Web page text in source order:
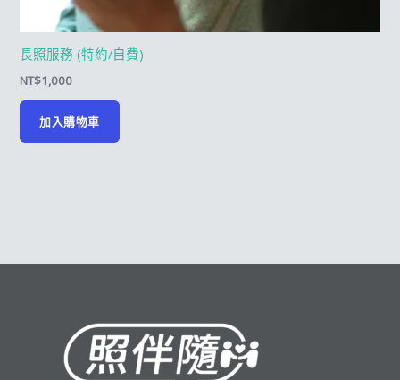
長照服務 (特約/自費)
NT$1,000
加入購物車